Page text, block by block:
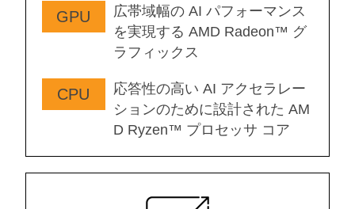
GPU
広帯域幅の AI パフォーマンス
を実現する AMD Radeon™ グ
ラフィックス
CPU
応答性の高い AI アクセラレー
ションのために設計された AM
D Ryzen™ プロセッサ コア